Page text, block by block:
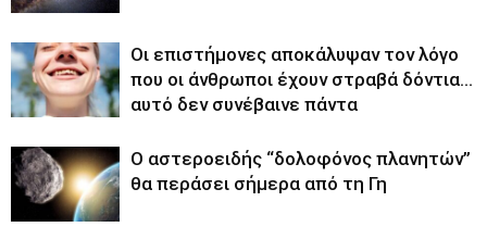
Οι επιστήμονες αποκάλυψαν τον λόγο
που οι άνθρωποι έχουν στραβά δόντια…
αυτό δεν συνέβαινε πάντα
Ο αστεροειδής “δολοφόνος πλανητών”
θα περάσει σήμερα από τη Γη